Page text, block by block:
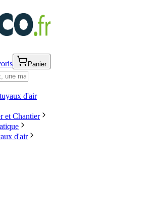
Panier
d'air
et Chantier
d'air